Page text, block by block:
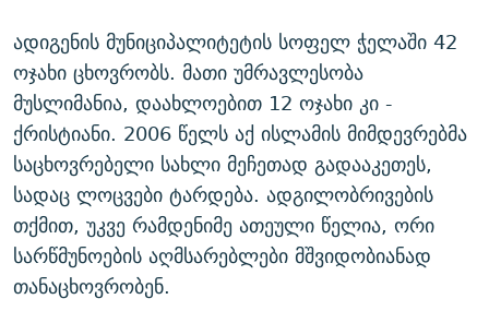
ადიგენის მუნიციპალიტეტის სოფელ ჭელაში 42
ოჯახი ცხოვრობს. მათი უმრავლესობა
მუსლიმანია, დაახლოებით 12 ოჯახი კი -
ქრისტიანი. 2006 წელს აქ ისლამის მიმდევრებმა
საცხოვრებელი სახლი მეჩეთად გადააკეთეს,
სადაც ლოცვები ტარდება. ადგილობრივების
თქმით, უკვე რამდენიმე ათეული წელია, ორი
სარწმუნოების აღმსარებლები მშვიდობიანად
თანაცხოვრობენ.